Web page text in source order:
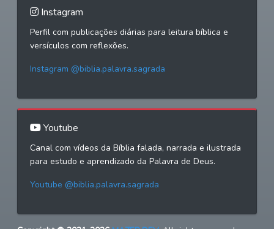
Instagram
Perfil com publicações diárias para leitura bíblica e
versículos com reflexões.
Instagram @biblia.palavra.sagrada
Youtube
Canal com vídeos da Bíblia falada, narrada e ilustrada
para estudo e aprendizado da Palavra de Deus.
Youtube @biblia.palavra.sagrada